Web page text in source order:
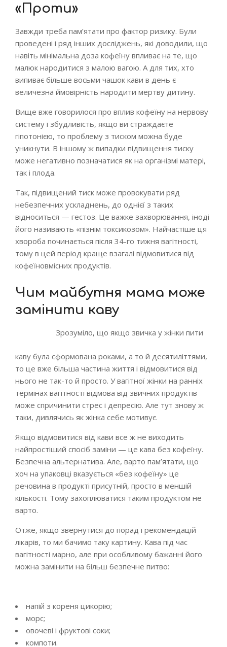
«Проти»
Завжди треба пам’ятати про фактор ризику. Були
проведені і ряд інших досліджень, які доводили, що
навіть мінімальна доза кофеїну впливає на те, що
малюк народитися з малою вагою. А для тих, хто
випиває більше восьми чашок кави в день є
величезна ймовірність народити мертву дитину.
Вище вже говорилося про вплив кофеїну на нервову
систему і збудливість, якщо ви страждаєте
гіпотонією, то проблему з тиском можна буде
уникнути. В іншому ж випадки підвищення тиску
може негативно позначатися як на організмі матері,
так і плода.
Так, підвищений тиск може провокувати ряд
небезпечних ускладнень, до однієї з таких
відноситься — гестоз. Це важке захворювання, іноді
його називають «пізнім токсикозом». Найчастіше ця
хвороба починається після 34-го тижня вагітності,
тому в цей період краще взагалі відмовитися від
кофеїновмісних продуктів.
Чим майбутня мама може
замінити каву
Зрозуміло, що якщо звичка у жінки пити
каву була сформована роками, а то й десятиліттями,
то це вже більша частина життя і відмовитися від
нього не так-то й просто. У вагітної жінки на ранніх
термінах вагітності відмова від звичних продуктів
може спричинити стрес і депресію. Але тут знову ж
таки, дивлячись як жінка себе мотивує.
Якщо відмовитися від кави все ж не виходить
найпростіший спосіб заміни — це кава без кофеїну.
Безпечна альтернатива. Але, варто пам’ятати, що
хоч на упаковці вказується «без кофеїну» це
речовина в продукті присутній, просто в меншій
кількості. Тому захоплюватися таким продуктом не
варто.
Отже, якщо звернутися до порад і рекомендацій
лікарів, то ми бачимо таку картину. Кава під час
вагітності марно, але при особливому бажанні його
можна замінити на більш безпечне питво:
напій з кореня цикорію;
морс;
овочеві і фруктові соки;
компоти.